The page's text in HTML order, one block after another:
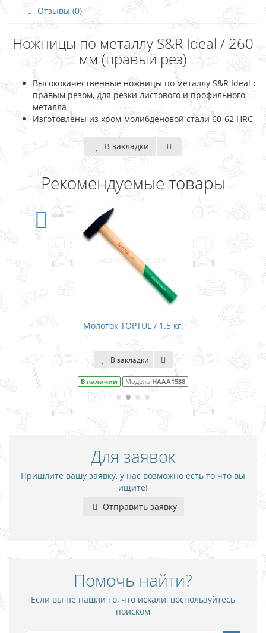
Отзывы (0)
Ножницы по металлу S&R Ideal / 260
мм (правый рез)
Высококачественные ножницы по металлу S&R Ideal с
правым резом, для резки листового и профильного
металла
Изготовлены из хром-молибденовой стали 60-62 HRC
В закладки
Рекомендуемые товары
Молоток TOPTUL / 1.5 кг.
В закладки
В наличии Модель HAAA1538
Для заявок
Пришлите вашу заявку, у нас возможно есть то что вы
ищите!
Отправить заявку
Помочь найти?
Если вы не нашли то, что искали, воспользуйтесь
поиском